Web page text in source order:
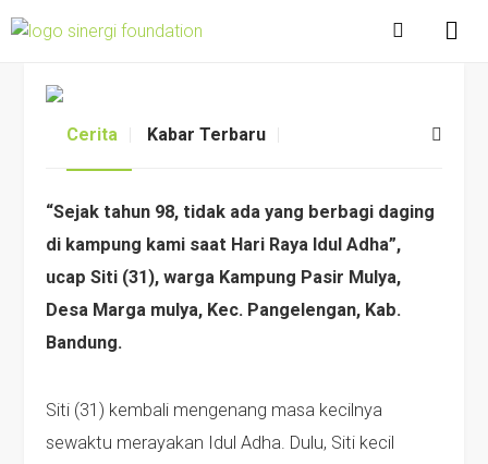
Cerita Kabar Terbaru
“Sejak tahun 98, tidak ada yang berbagi daging
di kampung kami saat Hari Raya Idul Adha”,
ucap Siti (31), warga Kampung Pasir Mulya,
Desa Marga mulya, Kec. Pangelengan, Kab.
Bandung.
Siti (31) kembali mengenang masa kecilnya
sewaktu merayakan Idul Adha. Dulu, Siti kecil